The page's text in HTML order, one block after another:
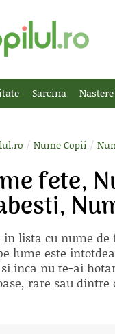
Sarcina Nastere
/ Nume Copii /
fete,
in lista cu nume de
lume este
inca nu te-ai
rare sau dintre